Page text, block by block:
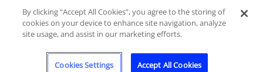
By clicking “Accept All Cookies”, you agree to the storing of
cookies on your device to enhance site navigation, analyze
site usage, and assist in our marketing efforts.
Cookies Settings Accept All Cookies